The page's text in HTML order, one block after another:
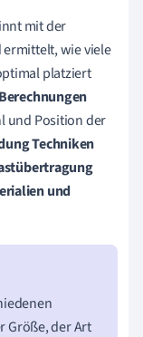
mit der
wie viele
platziert
Berechnungen
und Position der
Techniken
und
Größe, der Art